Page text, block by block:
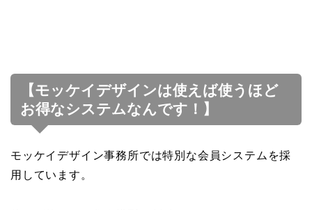
【モッケイデザインは使えば使うほど
お得なシステムなんです！】
モッケイデザイン事務所では特別な会員システムを採
用しています。